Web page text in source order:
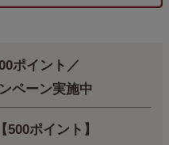
ポイント／
ペーン実施中
500ポイント】